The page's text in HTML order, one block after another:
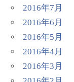
2016年7月
2016年6月
2016年5月
2016年4月
2016年3月